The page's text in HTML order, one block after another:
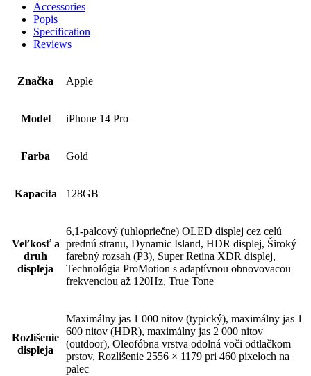
Accessories
Popis
Specification
Reviews
Značka Apple
Model iPhone 14 Pro
Farba Gold
Kapacita 128GB
Veľkosť a
druh
displeja
6,1-palcový (uhlopriečne) OLED displej cez celú
prednú stranu, Dynamic Island, HDR displej, Široký
farebný rozsah (P3), Super Retina XDR displej,
Technológia ProMotion s adaptívnou obnovovacou
frekvenciou až 120Hz, True Tone
Rozlíšenie
displeja
Maximálny jas 1 000 nitov (typický), maximálny jas 1
600 nitov (HDR), maximálny jas 2 000 nitov
(outdoor), Oleofóbna vrstva odolná voči odtlačkom
prstov, Rozlíšenie 2556 × 1179 pri 460 pixeloch na
palec